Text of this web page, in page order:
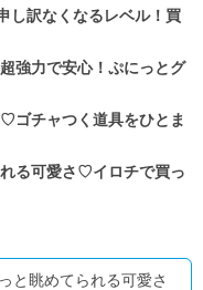
し訳なくなるレベル！買
強力で安心！ぷにっとグ
ゴチャつく道具をひとま
る可愛さ♡イロチで買っ
と眺めてられる可愛さ